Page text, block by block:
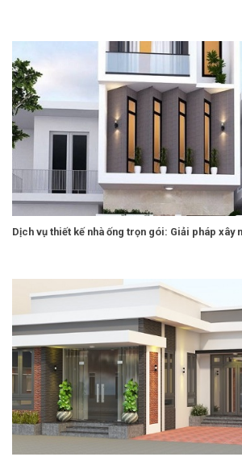
Dịch vụ thiết kế nhà ống trọn gói: Giải pháp xây